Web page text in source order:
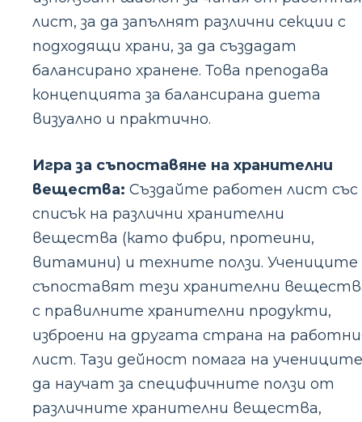
лист, за да запълнят различни секции с
подходящи храни, за да създадат
балансирано хранене. Това преподава
концепцията за балансирана диета
визуално и практично.
Игра за съпоставяне на хранителни
вещества: Създайте работен лист със
списък на различни хранителни
вещества (като фибри, протеини,
витамини) и техните ползи. Учениците
съпоставят тези хранителни
с правилните хранителни продукти,
изброени на другата страна на
лист. Тази дейност помага на учениците
да научат за специфичните ползи от
различните хранителни вещества,